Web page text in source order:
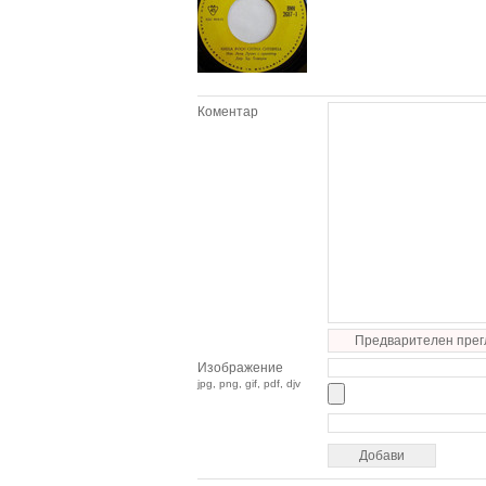
Коментар
Предварителен
Изображение
jpg, png, gif, pdf, djv